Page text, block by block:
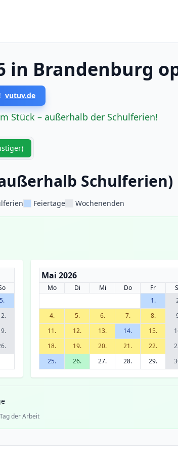
in Brandenburg
vutuv.de
Stück – außerhalb der Schulferien!
Schulferien)
Feiertage Wochenenden
5.
Mai 2026
Mo Di Mi Do Fr
1.
4.
5. 6. 7. 8.
11.
12. 13. 14. 15.
18.
19. 20. 21. 22.
25.
26. 27. 28. 29.
der Arbeit